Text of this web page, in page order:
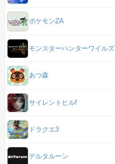
ポケモンZA
モンスターハンターワイルズ
あつ森
サイレントヒルf
ドラクエ3
デルタルーン